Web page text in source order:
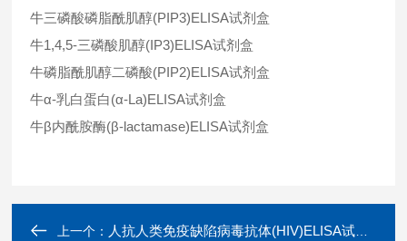
牛三磷酸磷脂酰肌醇(PIP3)ELISA试剂盒
牛1,4,5-三磷酸肌醇(IP3)ELISA试剂盒
牛磷脂酰肌醇二磷酸(PIP2)ELISA试剂盒
牛α-乳白蛋白(α-La)ELISA试剂盒
牛β内酰胺酶(β-lactamase)ELISA试剂盒
上一个： 人抗人类免疫缺陷病毒抗体(HIV)ELISA试剂盒